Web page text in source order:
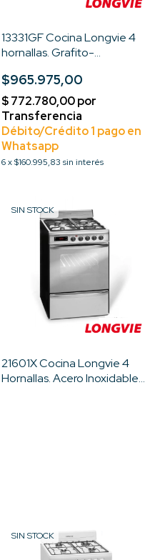
13331GF Cocina Longvie 4
hornallas. Grafito-
Multigas- Standar
$965.975,00
6 x$160.995,83 sin interés
SIN STOCK
21601X Cocina Longvie 4
Hornallas. Acero Inoxidable
SIN STOCK